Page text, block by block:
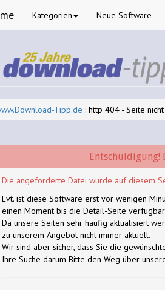
Kategorien Neue Software
Tipp.de : http 404 - Seite
Entschuldigung!
Die angeforderte Datei wurde auf diesem
Evt. ist diese Software erst vor wenigen
einen Moment bis die Detail-Seite
Da unsere Seiten sehr häufig aktualisiert
zu unserem Angebot nicht immer aktuell.
Wir sind aber sicher, dass Sie die
Ihre Suche darum Bitte den Weg über